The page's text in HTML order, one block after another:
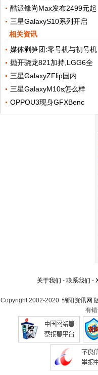
酷派锋尚Max发布2499元起
三星GalaxyS10系列开启
相关资讯
媒体剥笋团:零号机与初号机
抛开骁龙821加持,LGG6全
三星GalaxyZFlip国内
三星GalaxyM10s怎么样
OPPOU3现身GFXBenc
关于我们 - 联系我们 -
Copyright.2002-2020 绵阳资讯网
有